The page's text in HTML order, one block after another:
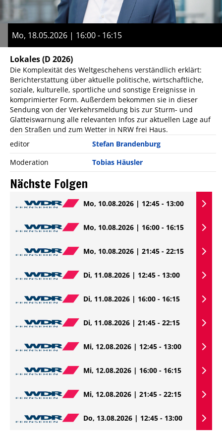
Mo, 18.05.2026 | 16:00 - 16:15
Lokales(D 2026)
Die Komplexität des Weltgeschehens verständlich erklärt:
Berichterstattung über aktuelle politische, wirtschaftliche,
soziale, kulturelle, sportliche und sonstige Ereignisse in
komprimierter Form. Außerdem bekommen sie in dieser
Sendung von der Verkehrsmeldung bis zur Sturm- und
Glatteiswarnung alle relevanten Infos zur aktuellen Lage auf
den Straßen und zum Wetter in NRW frei Haus.
editor
Stefan Brandenburg
Moderation
Tobias Häusler
Nächste Folgen
Mo, 10.08.2026 | 12:45 - 13:00
Mo, 10.08.2026 | 16:00 - 16:15
Mo, 10.08.2026 | 21:45 - 22:15
Di, 11.08.2026 | 12:45 - 13:00
Di, 11.08.2026 | 16:00 - 16:15
Di, 11.08.2026 | 21:45 - 22:15
Mi, 12.08.2026 | 12:45 - 13:00
Mi, 12.08.2026 | 16:00 - 16:15
Mi, 12.08.2026 | 21:45 - 22:15
Do, 13.08.2026 | 12:45 - 13:00